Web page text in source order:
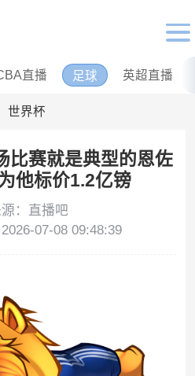
直播 足球 英超直播
世界杯
比赛就是典型的恩佐
他标价1.2亿镑
：直播吧
07-08 09:48:39